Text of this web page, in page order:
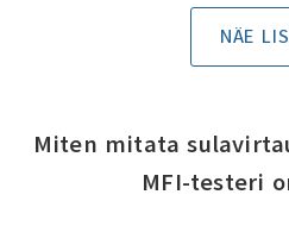
NÄE
Miten mitata
MFI-testeri